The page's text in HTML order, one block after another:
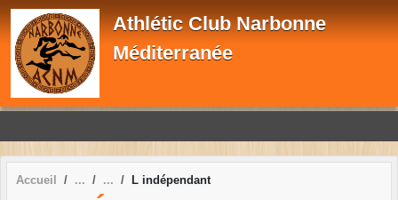
Athlétic Club Narbonne
Méditerranée
Accueil L indépendant
Panneau de gestion des cookies